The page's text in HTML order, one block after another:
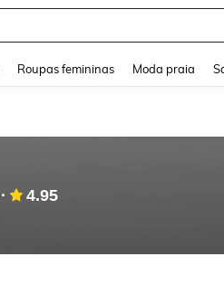
Roupas femininas Moda praia
4.95